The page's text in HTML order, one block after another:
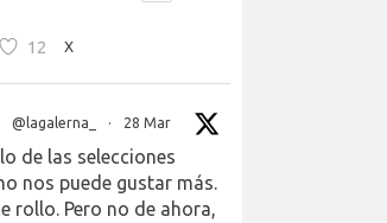
12 X
@lagalerna_ · 28 Mar
de las selecciones
nos puede gustar más.
rollo. Pero no de ahora,